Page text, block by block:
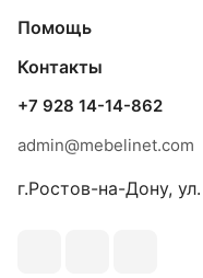
Помощь
Контакты
+7 928 14-14-862
admin@mebelinet.com
г.Ростов-на-Дону,